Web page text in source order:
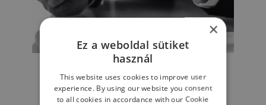
MUNKAPSZICHOLÓGIA
Hogyan hat a fiatalkori
munkábaállás a
személyiségünkre és a
×
Ez a weboldal sütiket
használ
This website uses cookies to improve user
experience. By using our website you consent
to all cookies in accordance with our Cookie